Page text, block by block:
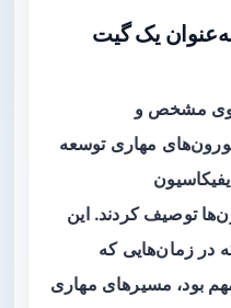
یک گیت
مشخص و
مهاری توسعه
توصیف کردند. این
در زمان‌هایی که
بود، مسیرهای مهاری